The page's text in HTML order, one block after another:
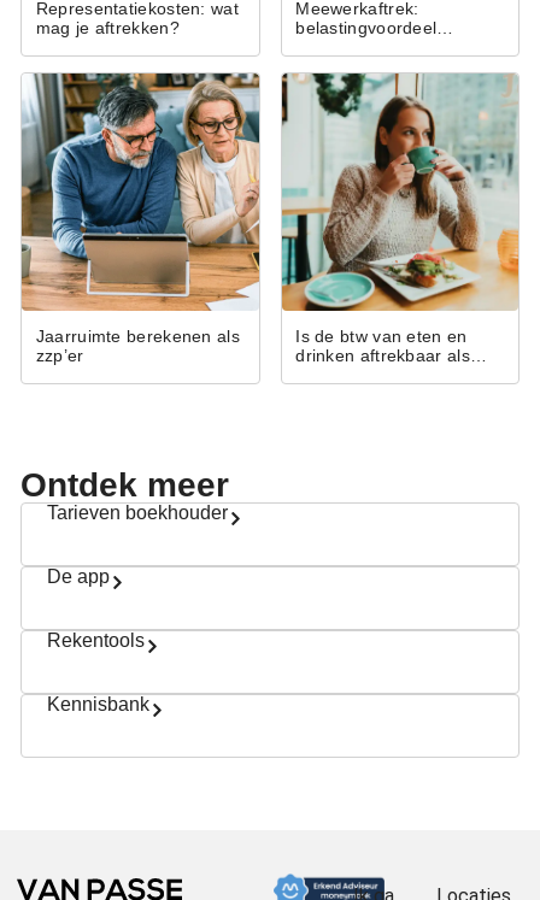
Representatiekosten: wat
mag je aftrekken?
Meewerkaftrek:
belastingvoordeel
Jaarruimte berekenen als
zzp’er
Is de btw van eten en
drinken aftrekbaar als
Ontdek meer
Tarieven boekhouder
De app
Rekentools
Kennisbank
Ik ga Locaties